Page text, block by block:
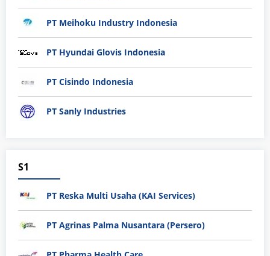
PT Meihoku Industry Indonesia
PT Hyundai Glovis Indonesia
PT Cisindo Indonesia
PT Sanly Industries
S1
PT Reska Multi Usaha (KAI Services)
PT Agrinas Palma Nusantara (Persero)